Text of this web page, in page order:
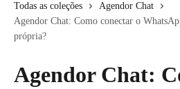
Todas as coleções
Agendor Chat
Agendor Chat: Como conectar o
própria?
Agendor Chat: